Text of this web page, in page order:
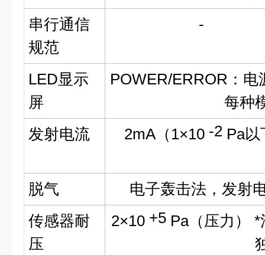
串行通信
规范
-
LED显示
屏
POWER/ERROR：
每种
发射电流
2mA（1×10 -2 Pa
脱气
电子轰击法，发射
传感器耐
压
2×10 +5Pa（压力） *